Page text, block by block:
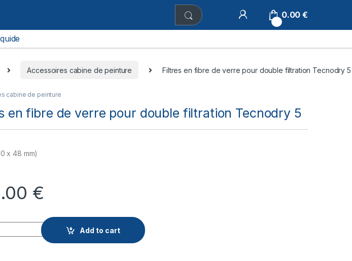
0.00€
Accessoires cabine de peinture Filtres en fibre de verre pour double filtration Tecnodry 5
cabine de peinture
en fibre de verre pour double filtration Tecnodry 5
x 48 mm)
€
Add to cart